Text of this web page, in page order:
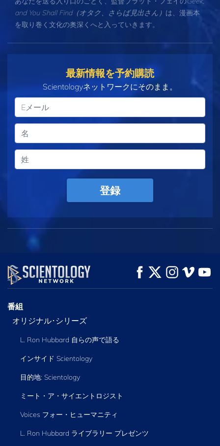
and You Shall Find（オタク、さらば見出さん） は、漫画本
を取り巻く文化の奥深くへと入っていきます。
最新情報を予約購読
Scientologyネットワークにそのまま。
登録
番組
オリジナル･シリーズ
L. Ron Hubbard 自らの声で語る
インサイド Scientology
目的地: Scientology
ミート・ア・サイエントロジスト
Voices フォー・ヒューマニティ
L. Ron Hubbard ライブラリー プレゼンツ